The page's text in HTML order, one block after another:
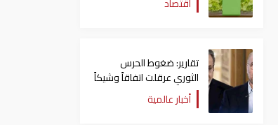
تقارير: ضغوط الحرس
الثوري عرقلت اتفاقاً وشيكاً
حول هرمز
أخبار عالمية